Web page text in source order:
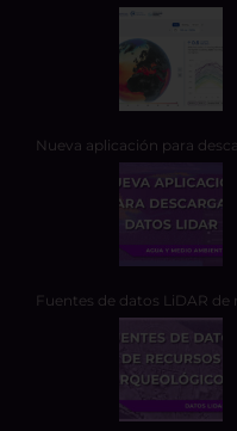
Nueva aplicación para
Fuentes de datos LiDAR